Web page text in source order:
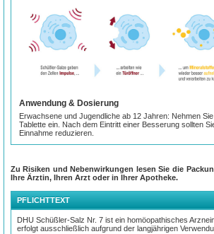
Anwendung & Dosierung
Erwachsene und Jugendliche ab 12 Jahren: Nehmen
Tablette ein. Nach dem Eintritt einer Besserung sollten
Einnahme reduzieren.
nicht mehr als ein Drittel der Erwachsenendosis.
Lebensjahr erhalten die Hälfte, Kinder zwischen dem 6.
erhalten zwei Drittel der Erwachsenendosis. Bitte
Gebrauchsinformation.
Wichtig:
Tabletten im Mund zergehen lassen.
Zu Risiken und Nebenwirkungen lesen Sie die
Ihre Ärztin, Ihren Arzt oder in Ihrer Apotheke.
PFLICHTTEXT
DHU Schüßler-Salz Nr. 7 ist ein homöopathisches
erfolgt ausschließlich aufgrund der langjährigen